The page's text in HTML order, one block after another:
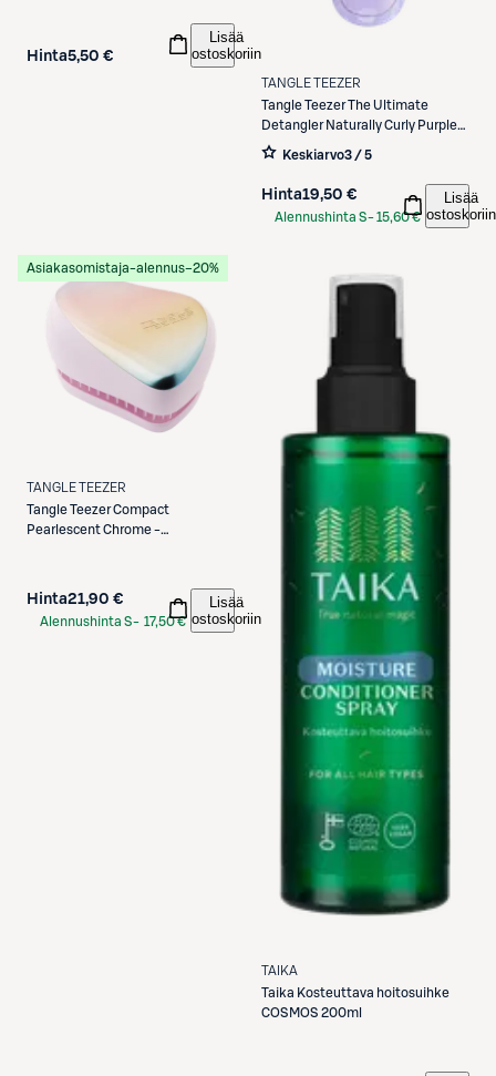
Hinta5,50 €
Lisää
ostoskoriin
TANGLE TEEZER
Tangle Teezer The Ultimate
Detangler Naturally Curly Purple
Passion -varrellinen selvitysharja
Keskiarvo3 / 5
Hinta19,50 €
Alennushinta S-15,60 €
Lisää
ostoskoriin
Asiakasomistaja-alennus−20%
TANGLE TEEZER
Tangle TeezerCompact
Pearlescent Chrome -
Hinta21,90 €
Alennushinta S- 17,50 €
Lisää
ostoskoriin
TAIKA
Taika Kosteuttava hoitosuihke
COSMOS 200ml